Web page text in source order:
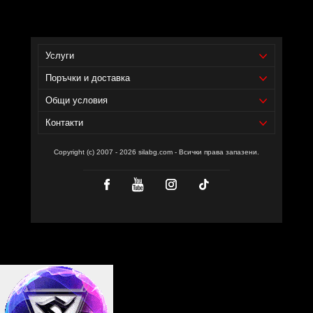
по килограм.
ПРЕПОРЪЧВАМ!
Услуги
Поръчки и доставка
Общи условия
Контакти
Copyright (c) 2007 - 2026 silabg.com - Всички права запазени.